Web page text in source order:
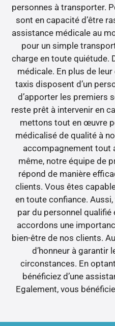
personnes à transporter.
sont en capacité d’être
assistance médicale au
pour un simple
charge en toute quiétude.
médicale. En plus de
taxis disposent d’un
d’apporter les premiers
reste prêt à intervenir en
mettons tout en œuvre
médicalisé de qualité à
accompagnement tout
même, notre équipe de
répond de manière
clients. Vous êtes
en toute confiance.
par du personnel
accordons une
bien-être de nos clients.
d’honneur à garantir
circonstances. En
bénéficiez d’une
Egalement, vous